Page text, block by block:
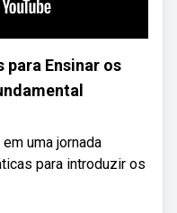
Ensinar os
uma jornada
para introduzir os